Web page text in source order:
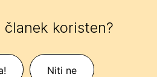
koristen?
Niti ne